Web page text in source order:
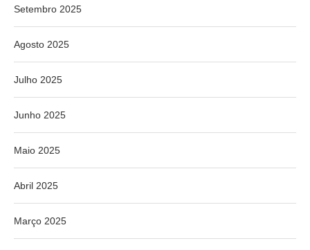
Setembro 2025
Agosto 2025
Julho 2025
Junho 2025
Maio 2025
Abril 2025
Março 2025